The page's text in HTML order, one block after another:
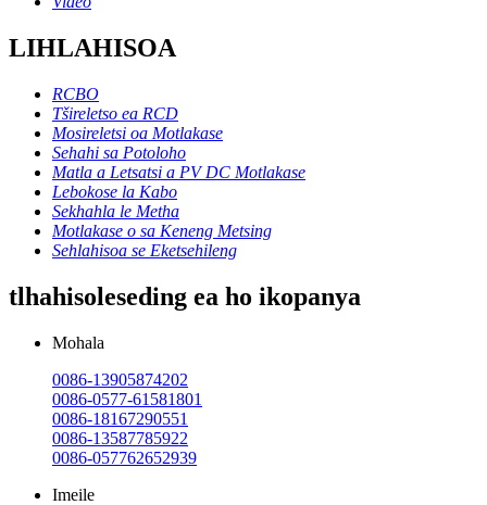
LIHLAHISOA
RCBO
Tšireletso ea RCD
Mosireletsi oa Motlakase
Sehahi sa Potoloho
Matla a Letsatsi a PV DC Motlakase
Lebokose la Kabo
Sekhahla le Metha
Motlakase o sa Keneng Metsing
Sehlahisoa se Eketsehileng
tlhahisoleseding ea ho ikopanya
Mohala
0086-13905874202
0086-0577-61581801
0086-18167290551
0086-13587785922
0086-057762652939
Imeile